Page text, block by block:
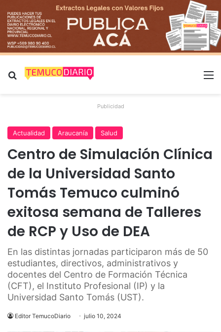
Buscar por
Publicidad
Actualidad Araucanía Salud
Centro de Simulación Clínica
de la Universidad Santo
Tomás Temuco culminó
exitosa semana de Talleres
de RCP y Uso de DEA
En las distintas jornadas participaron más de 50
estudiantes, directivos, administrativos y
docentes del Centro de Formación Técnica
(CFT), el Instituto Profesional (IP) y la
Universidad Santo Tomás (UST).
Editor TemucoDiario julio 10, 2024